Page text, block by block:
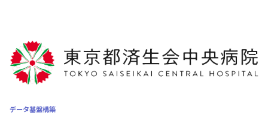
データ基盤構築